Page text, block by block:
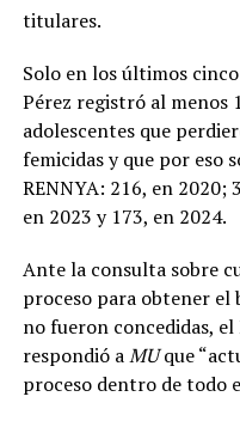
titulares.
Solo en los últimos
Pérez registró al menos
adolescentes que
femicidas y que por eso
RENNYA: 216, en 2020;
en 2023 y 173, en 2024.
Ante la consulta sobre
proceso para obtener el
no fueron concedidas,
respondió aMUque
proceso dentro de todo